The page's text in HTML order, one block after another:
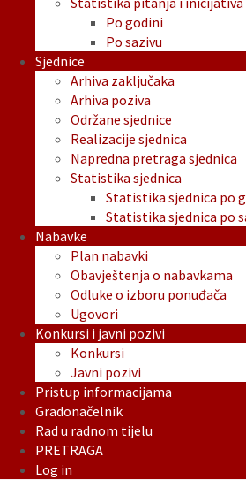
Po godini
Po sazivu
Sjednice
Arhiva zaključaka
Arhiva poziva
Održane sjednice
Realizacije sjednica
Napredna pretraga sjednica
Statistika sjednica
Statistika sjednica po
Statistika sjednica po
Nabavke
Plan nabavki
Obavještenja o nabavkama
Odluke o izboru ponuđača
Ugovori
Konkursi i javni pozivi
Konkursi
Javni pozivi
Pristup informacijama
Gradonačelnik
Rad u radnom tijelu
PRETRAGA
Log in